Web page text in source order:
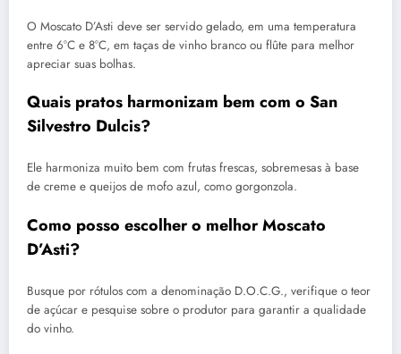
O Moscato D’Asti deve ser servido gelado, em uma temperatura
entre 6°C e 8°C, em taças de vinho branco ou flûte para melhor
apreciar suas bolhas.
Quais pratos harmonizam bem com o San
Silvestro Dulcis?
Ele harmoniza muito bem com frutas frescas, sobremesas à base
de creme e queijos de mofo azul, como gorgonzola.
Como posso escolher o melhor Moscato
D’Asti?
Busque por rótulos com a denominação D.O.C.G., verifique o teor
de açúcar e pesquise sobre o produtor para garantir a qualidade
do vinho.